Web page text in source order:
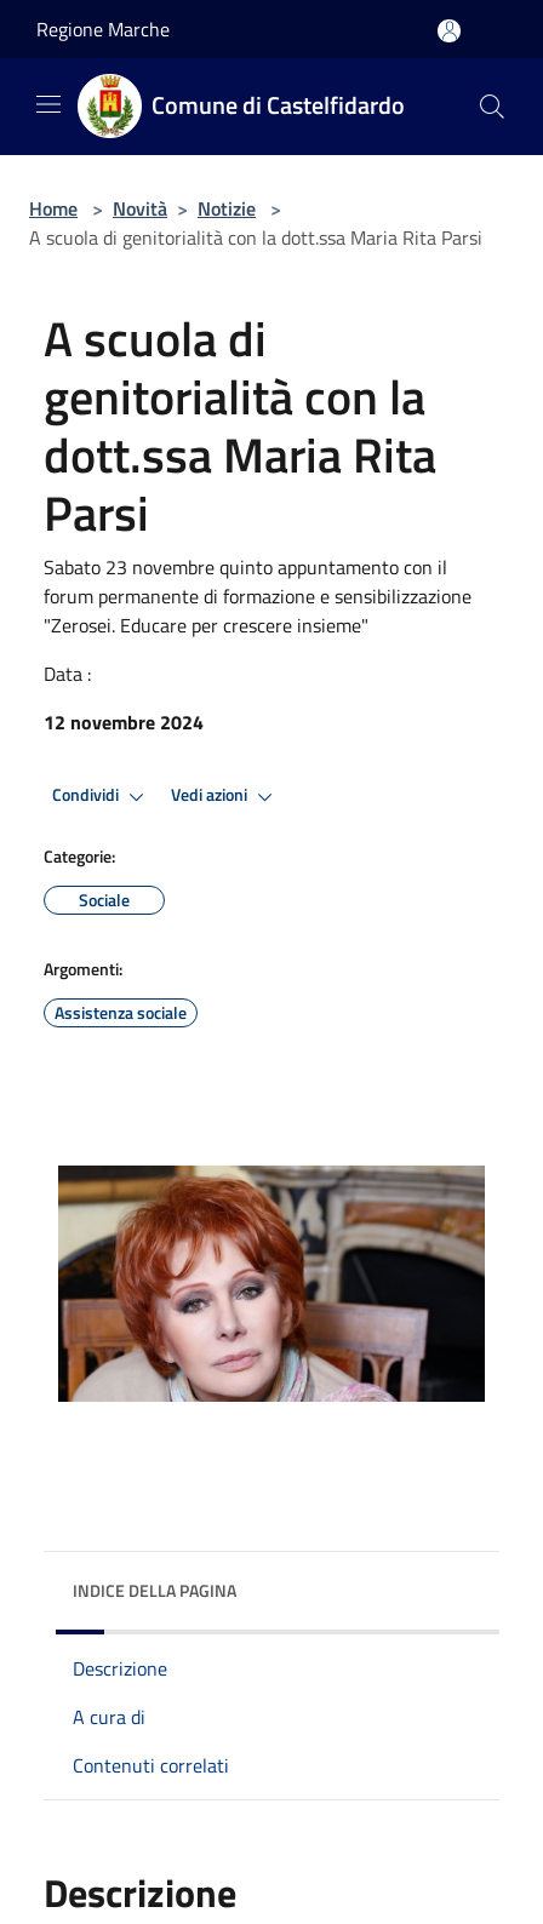
Regione Marche
Comune di Castelfidardo
Home > Novità > Notizie >
A scuola di genitorialità con la dott.ssa Maria Rita Parsi
A scuola di
genitorialità con la
dott.ssa Maria Rita
Parsi
Sabato 23 novembre quinto appuntamento con il
forum permanente di formazione e sensibilizzazione
"Zerosei. Educare per crescere insieme"
Data :
12 novembre 2024
Condividi Vedi azioni
Categorie:
Sociale
Argomenti:
Assistenza sociale
INDICE DELLA PAGINA
Descrizione
A cura di
Contenuti correlati
Descrizione